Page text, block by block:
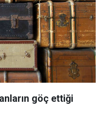
göç ettiği